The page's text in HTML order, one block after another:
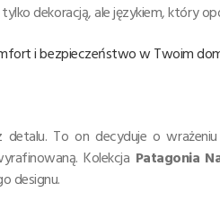
dekoracją, ale językiem, który
i bezpieczeństwo w Twoim
To on decyduje o
Kolekcja Patagonia
designu.